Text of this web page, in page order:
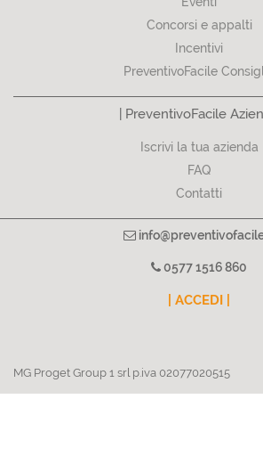
Concorsi e appalti
Incentivi
PreventivoFacile
| PreventivoFacile
Iscrivi la tua azienda
FAQ
Contatti
0577 1516 860
| ACCEDI |
MG Proget Group 1 srl p.iva 02077020515